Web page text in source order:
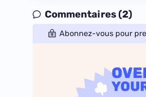
Commentaires (2)
Abonnez-vous pour